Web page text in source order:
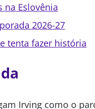
na Eslovênia
2026-27
tenta fazer história
Irving como o